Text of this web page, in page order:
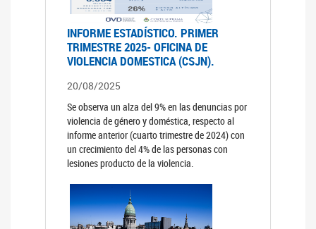
INFORME ESTADÍSTICO. PRIMER
TRIMESTRE 2025- OFICINA DE
VIOLENCIA DOMESTICA (CSJN).
20/08/2025
Se observa un alza del 9% en las denuncias por
violencia de género y doméstica, respecto al
informe anterior (cuarto trimestre de 2024) con
un crecimiento del 4% de las personas con
lesiones producto de la violencia.